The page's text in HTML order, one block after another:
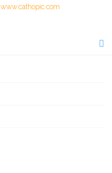
www.cathopic.com